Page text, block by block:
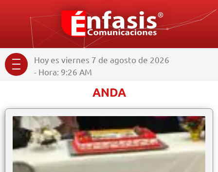
Hoy es viernes 7 de agosto de 2026
- Hora: 9:26 AM
ANDA